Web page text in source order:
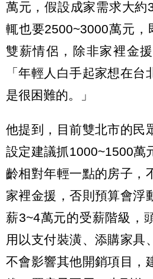
萬元，假設成家需求大約
輒也要2500~3000萬元，
雙薪情侶，除非家裡金
「年輕人白手起家想在台
是很困難的。 」
他提到，目前雙北市的民
設定建議抓1000~1500萬
齡相對年輕一點的房子，
家裡金援，否則預算會浮
薪3~4萬元的受薪階級，
用以支付裝潢、添購家具
不會影響其他開銷項目，